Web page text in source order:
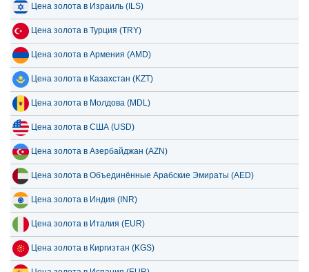
Цена золота в Израиль (ILS)
Цена золота в Турция (TRY)
Цена золота в Армения (AMD)
Цена золота в Казахстан (KZT)
Цена золота в Молдова (MDL)
Цена золота в США (USD)
Цена золота в Азербайджан (AZN)
Цена золота в Объединённые Арабские Эмираты (AED)
Цена золота в Индия (INR)
Цена золота в Италия (EUR)
Цена золота в Киргизтан (KGS)